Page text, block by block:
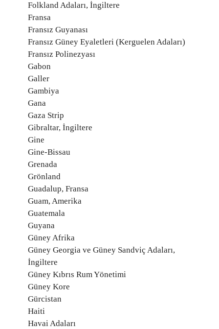
Folkland Adaları, İngiltere
Fransa
Fransız Guyanası
Fransız Güney Eyaletleri (Kerguelen Adaları)
Fransız Polinezyası
Gabon
Galler
Gambiya
Gana
Gaza Strip
Gibraltar, İngiltere
Gine
Gine-Bissau
Grenada
Grönland
Guadalup, Fransa
Guam, Amerika
Guatemala
Guyana
Güney Afrika
Güney Georgia ve Güney Sandviç Adaları,
İngiltere
Güney Kıbrıs Rum Yönetimi
Güney Kore
Gürcistan
Haiti
Havai Adaları